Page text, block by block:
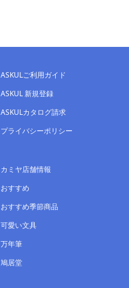
ASKULご利用ガイド
ASKUL 新規登録
ASKULカタログ請求
プライバシーポリシー
カミヤ店舗情報
おすすめ
おすすめ季節商品
可愛い文具
万年筆
鳩居堂